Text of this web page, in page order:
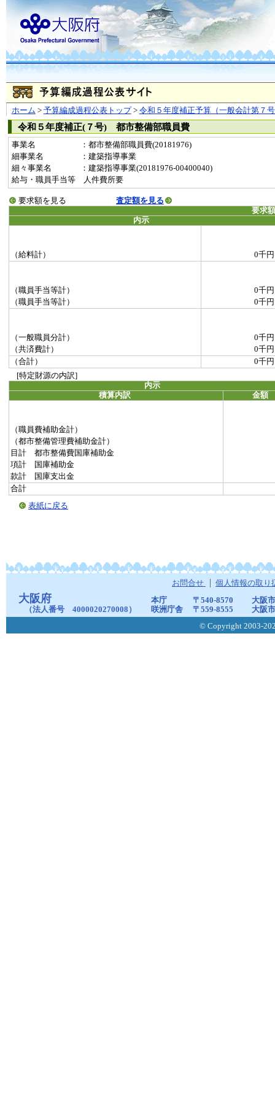
ホーム > 予算編成過程公表トップ> 令和５年度補正予算（一般会計第７
令和５年度補正(７号) 都市整備部職員費
事業名
：都市整備部職員費(20181976)
細事業名
：建築指導事業
細々事業名
：建築指導事業(20181976-00400040)
給与・職員手当等 人件費所要
要求額を見る
査定額を見る
要求
内示
（給料計） 0千円
（職員手当等計）
0千円
（職員手当等計）
0千円
（一般職員分計）
0千円
（共済費計）
0千円
（合計）
0千円
[特定財源の内訳]
内示
積算内訳
金額
（職員費補助金計）
（都市整備管理費補助金計）
目計 都市整備費国庫補助金
項計 国庫補助金
款計 国庫支出金
合計
表紙に戻る
お問合せ 個人情報の取り
大阪府
（法人番号 4000020270008）
本庁 〒540-8570
大阪
咲洲庁舎
〒559-8555
大阪
© Copyright 2003-